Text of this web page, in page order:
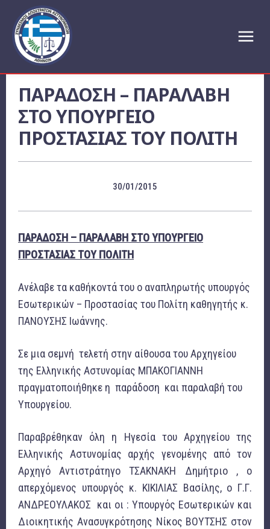
ΠΑΡΑΔΟΣΗ – ΠΑΡΑΛΑΒΗ
ΣΤΟ ΥΠΟΥΡΓΕΙΟ
ΠΡΟΣΤΑΣΙΑΣ ΤΟΥ ΠΟΛΙΤΗ
30/01/2015
ΠΑΡΑΔΟΣΗ – ΠΑΡΑΛΑΒΗ ΣΤΟ ΥΠΟΥΡΓΕΙΟ
ΠΡΟΣΤΑΣΙΑΣ ΤΟΥ ΠΟΛΙΤΗ
Ανέλαβε τα καθήκοντά του ο αναπληρωτής υπουργός
Εσωτερικών – Προστασίας του Πολίτη καθηγητής κ.
ΠΑΝΟΥΣΗΣ Ιωάννης.
Σε μια σεμνή τελετή στην αίθουσα του Αρχηγείου
της Ελληνικής Αστυνομίας ΜΠΑΚΟΓΙΑΝΝΗ
πραγματοποιήθηκε η παράδοση και παραλαβή του
Υπουργείου.
Παραβρέθηκαν όλη η Ηγεσία του Αρχηγείου της
Ελληνικής Αστυνομίας αρχής γενομένης από τον
Αρχηγό Αντιστράτηγο ΤΣΑΚΝΑΚΗ Δημήτριο , ο
απερχόμενος υπουργός κ. ΚΙΚΙΛΙΑΣ Βασίλης, ο Γ.Γ.
ΑΝΔΡΕΟΥΛΑΚΟΣ και οι : Υπουργός Εσωτερικών και
Διοικητικής Ανασυγκρότησης Νίκος ΒΟΥΤΣΗΣ στον